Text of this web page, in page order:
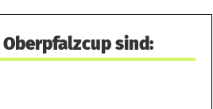
sind: